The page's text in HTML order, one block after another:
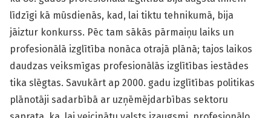
līdzīgi kā mūsdienās, kad, lai tiktu tehnikumā, bija
jāiztur konkurss. Pēc tam sākās pārmaiņu laiks un
profesionālā izglītība nonāca otrajā plānā; tajos laikos
daudzas veiksmīgas profesionālās izglītības iestādes
tika slēgtas. Savukārt ap 2000. gadu izglītības politikas
plānotāji sadarbībā ar uzņēmējdarbības sektoru